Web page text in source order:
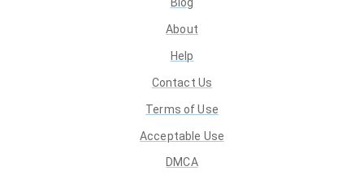
About
Help
Contact Us
Terms of Use
Acceptable Use
DMCA